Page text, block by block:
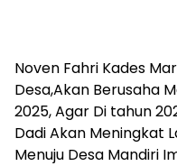
Noven Fahri Kades
Desa,Akan Berusaha
2025, Agar Di tahun
Dadi Akan Meningkat
Menuju Desa Mandiri